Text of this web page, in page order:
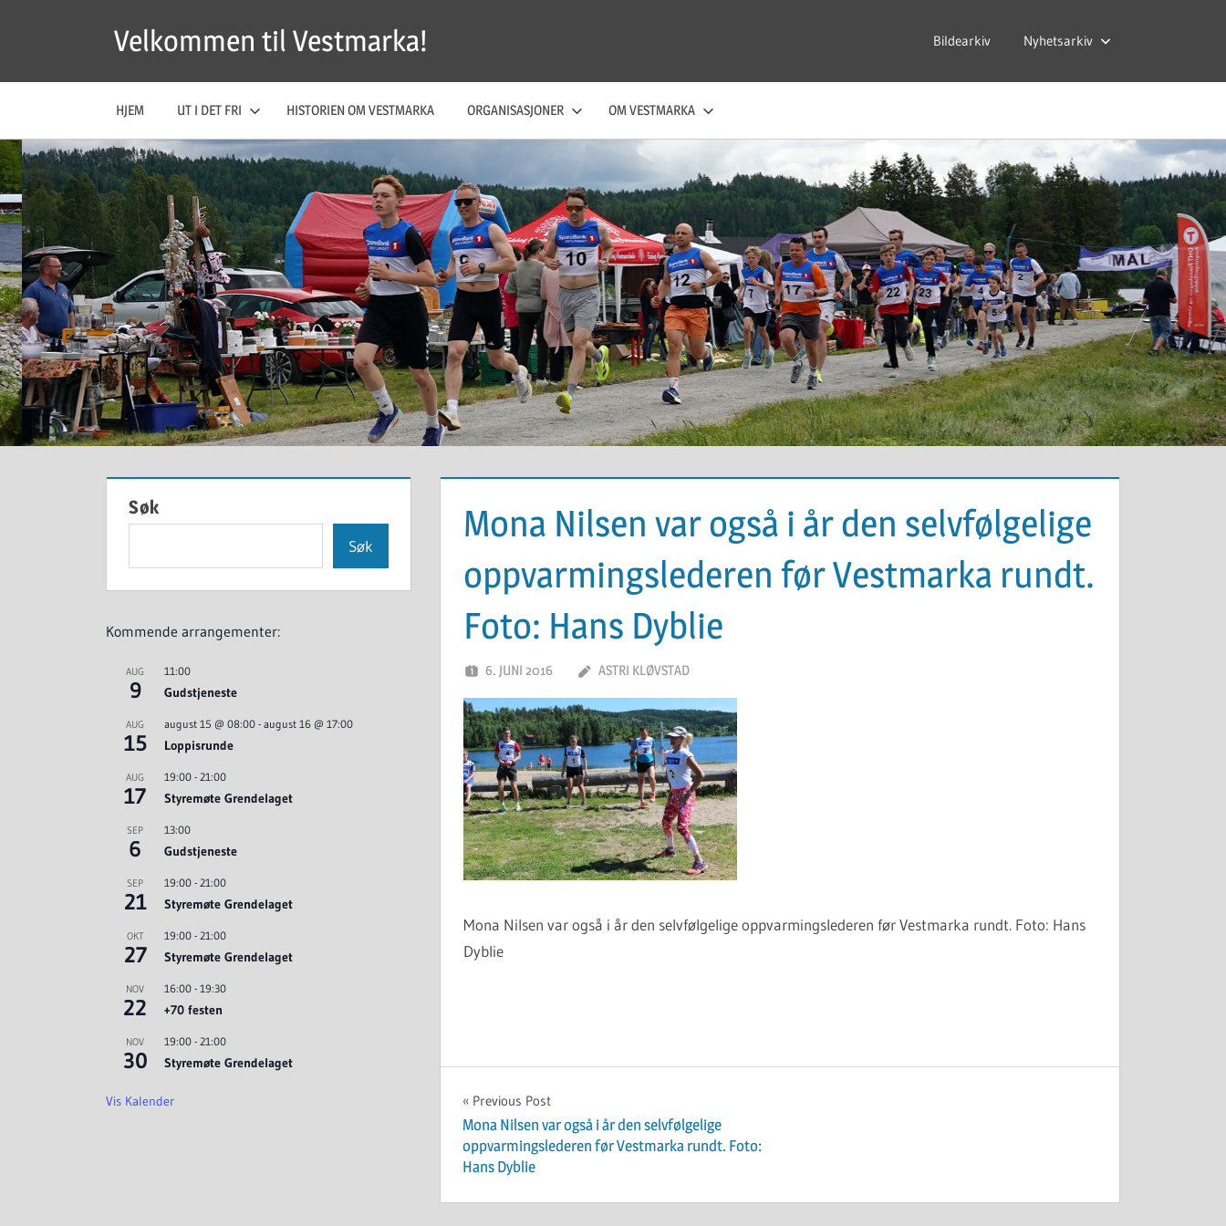
Velkommen til Vestmarka! Bildearkiv Nyhetsarkiv
HJEM UT I DET FRI HISTORIEN OM VESTMARKA ORGANISASJONER OM VESTMARKA
Mona Nilsen var også i år den selvfølgelige
oppvarmingslederen før Vestmarka rundt.
Foto: Hans Dyblie
6. JUNI 2016 ASTRI KLØVSTAD
Mona Nilsen var også i år den selvfølgelige oppvarmingslederen før Vestmarka rundt. Foto: Hans
Dyblie
Innleggsnavigasjon
Previous Post
Mona Nilsen var også i år den selvfølgelige
oppvarmingslederen før Vestmarka rundt. Foto:
Hans Dyblie
Søk
Søk
Kommende arrangementer:
AUG
9
11:00
Gudstjeneste
AUG
15
august 15 @ 08:00 - august 16 @ 17:00
Loppisrunde
AUG
17
19:00 - 21:00
Styremøte Grendelaget
SEP
6
13:00
Gudstjeneste
SEP
21
19:00 - 21:00
Styremøte Grendelaget
OKT
27
19:00 - 21:00
Styremøte Grendelaget
NOV
22
16:00 - 19:30
+70 festen
NOV
30
19:00 - 21:00
Styremøte Grendelaget
Vis Kalender